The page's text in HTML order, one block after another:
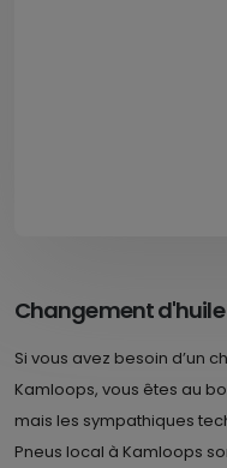
Changement
Si vous avez besoin d’un
Kamloops, vous êtes au
mais les sympathiques
Pneus local à Kamloops